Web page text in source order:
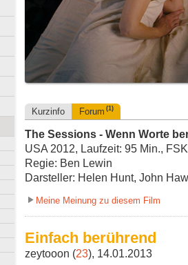
Kurzinfo Forum (1)
The Sessions - Wenn Worte
USA 2012, Laufzeit: 95 Min.,
Regie: Ben Lewin
Darsteller: Helen Hunt, John
Meine Meinung zu diesem Film
Einfach berührend
zeytooon (23), 14.01.2013